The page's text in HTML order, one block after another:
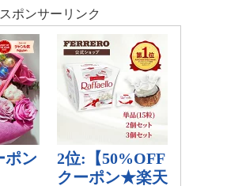
スポンサーリンク